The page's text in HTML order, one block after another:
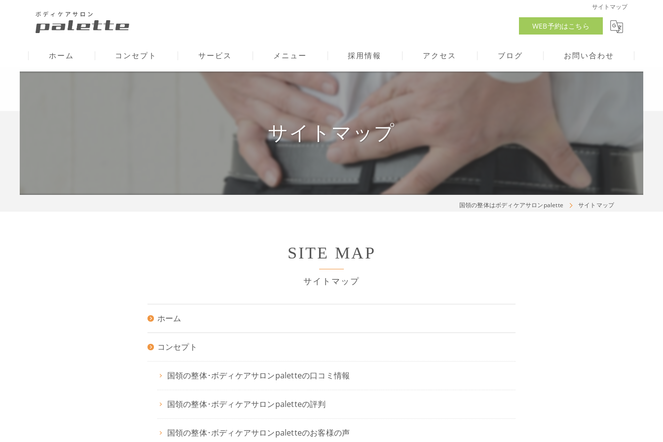
サイトマップ
WEB予約はこちら
ホーム コンセプト
国領の整体･ボディケアサロンpaletteの評判
国領の整体･ボディケアサロンpaletteのお客様の声
サービス メニュー 採用情報 アクセス ブログ お問い合わせ
サイトマップ
国領の整体はボディケアサロンpalette サイトマップ
サイトマップ
SITE MAP
ホーム
コンセプト
国領の整体･ボディケアサロンpaletteの口コミ情報
国領の整体･ボディケアサロンpaletteの評判
国領の整体･ボディケアサロンpaletteのお客様の声